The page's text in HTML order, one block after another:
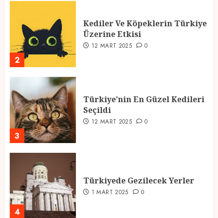
2
Kediler Ve Köpeklerin Türkiye
Üzerine Etkisi
12 MART 2025 0
3
Türkiye’nin En Güzel Kedileri
Seçildi
12 MART 2025 0
4
Türkiyede Gezilecek Yerler
1 MART 2025 0